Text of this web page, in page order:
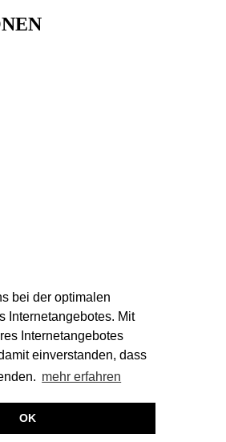
bei der optimalen
Internetangebotes. Mit
Internetangebotes
einverstanden, dass
mehr erfahren
OK